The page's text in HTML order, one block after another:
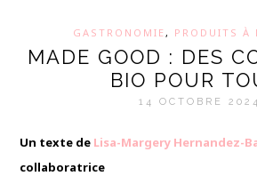
GASTRONOMIE, PRODUITS À
MADE GOOD : DES
BIO POUR
14 OCTOBRE 2024
Un texte de Lisa-Margery Hernandez-
collaboratrice